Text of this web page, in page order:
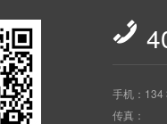

手机：134
传真：